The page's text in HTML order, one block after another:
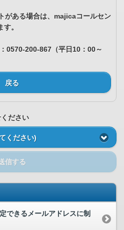
がある場合は、majicaコールセン
。
0570-200-867（平日10：00～
戻る
ださい
ください)
信する
できるメールアドレスに制